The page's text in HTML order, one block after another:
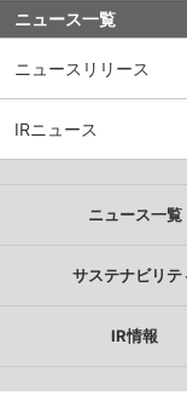
ニュース一覧
ニュースリリース
IRニュース
ニュース一覧
サステナビリテ
IR情報